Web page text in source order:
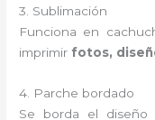
3. Sublimación
Funciona en
imprimir fotos,
4. Parche bordado
Se borda el